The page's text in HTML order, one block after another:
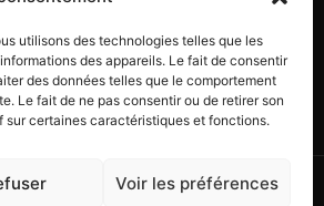
utilisons des technologies telles que les
des appareils. Le fait de consentir
des données telles que le comportement
Le fait de ne pas consentir ou de retirer son
certaines caractéristiques et fonctions.
Voir les préférences